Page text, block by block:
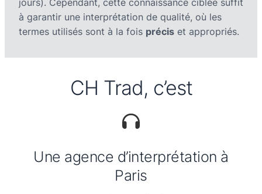
jours). Cependant, cette connaissance ciblée suffit
à garantir une interprétation de qualité, où les
termes utilisés sont à la fois précis et appropriés.
CH Trad, c’est
Une agence d’interprétation à
Paris